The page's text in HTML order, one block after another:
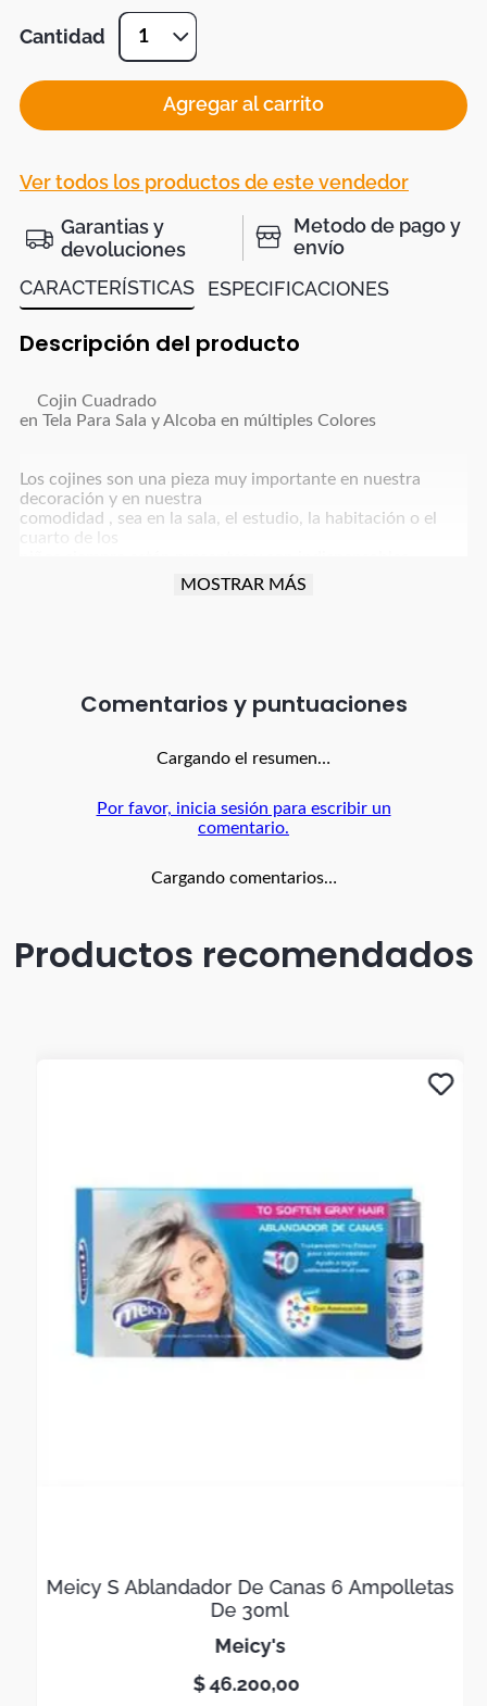
Cantidad 1
Agregar al carrito
Ver todos los productos de este vendedor
Garantias y
devoluciones
Metodo de pago y
envío
CARACTERÍSTICAS
ESPECIFICACIONES
Descripción del producto
Cojin Cuadrado
en Tela Para Sala y Alcoba en múltiples Colores
Los cojines son una pieza muy importante en nuestra
decoración y en nuestra
comodidad , sea en la sala, el estudio, la habitación o el
cuarto de los
Medida 45x45 (puede tener una variación hasta de 2 cm)
nuestras 16 variantes de color
Fabricado en Colombia por BANZAY
MOSTRAR MÁS
Comentarios
Cargando el resumen…
Por favor, inicia sesión para escribir un
comentario.
Cargando comentarios…
Productos recomendados
Meicy S Ablandador De Canas 6 Ampolletas
De 30ml
meicy's
$46.200,00